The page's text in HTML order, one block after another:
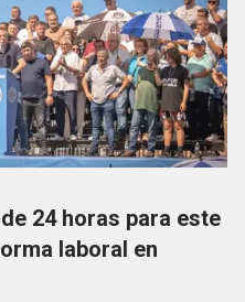
24 horas para este
laboral en